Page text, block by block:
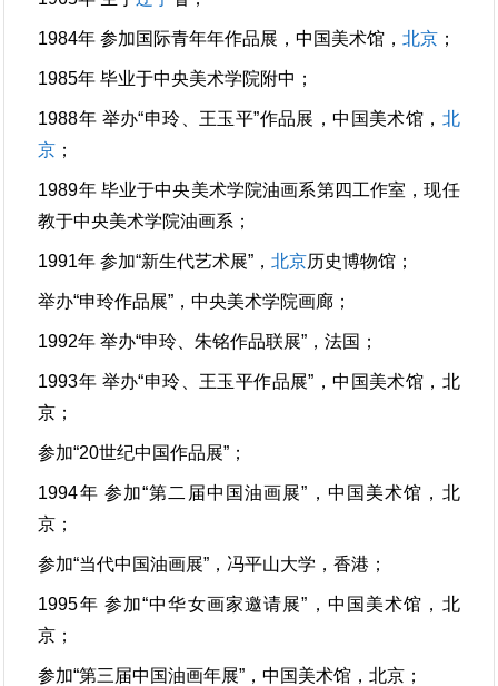
1984年 参加国际青年年作品展，中国美术馆，北京 ；
1985年 毕业于中央美术学院附中；
1988年 举办“申玲、王玉平”作品展，中国美术馆， 北
京 ；
1989年 毕业于中央美术学院油画系第四工作室，现任
教于中央美术学院油画系；
1991年 参加“新生代艺术展”，北京历史博物馆；
举办“申玲作品展”，中央美术学院画廊；
1992年 举办“申玲、朱铭作品联展”，法国；
1993年 举办“申玲、王玉平作品展”，中国美术馆，北
京；
参加“20世纪中国作品展”；
1994年 参加“第二届中国油画展”，中国美术馆，北
京；
参加“当代中国油画展”，冯平山大学，香港；
1995年 参加“中华女画家邀请展”，中国美术馆，北
京；
参加“第三届中国油画年展”，中国美术馆，北京；